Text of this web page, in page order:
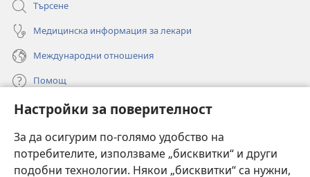
Настройки за поверителност
За да осигурим по-голямо удобство на
потребителите, използваме „бисквитки“ и други
подобни технологии. Някои „бисквитки“ са нужни,
Търсене
Медицинска информация за лекари
Международни отношения
Помощ
Дарения
нов
прозорец)ОНЛАЙН БИБЛИОТЕКА „Стражева кула“
(отваря
нов